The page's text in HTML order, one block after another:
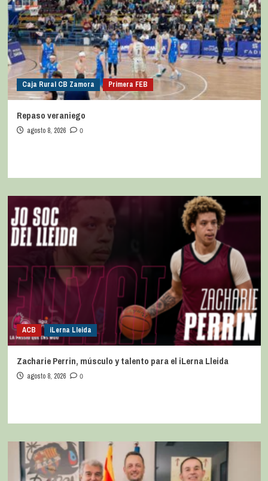
Caja Rural CB Zamora Primera FEB
Repaso veraniego
agosto 8, 2026 0
ACB iLerna Lleida
Zacharie Perrin, músculo y talento para el iLerna Lleida
agosto 8, 2026 0